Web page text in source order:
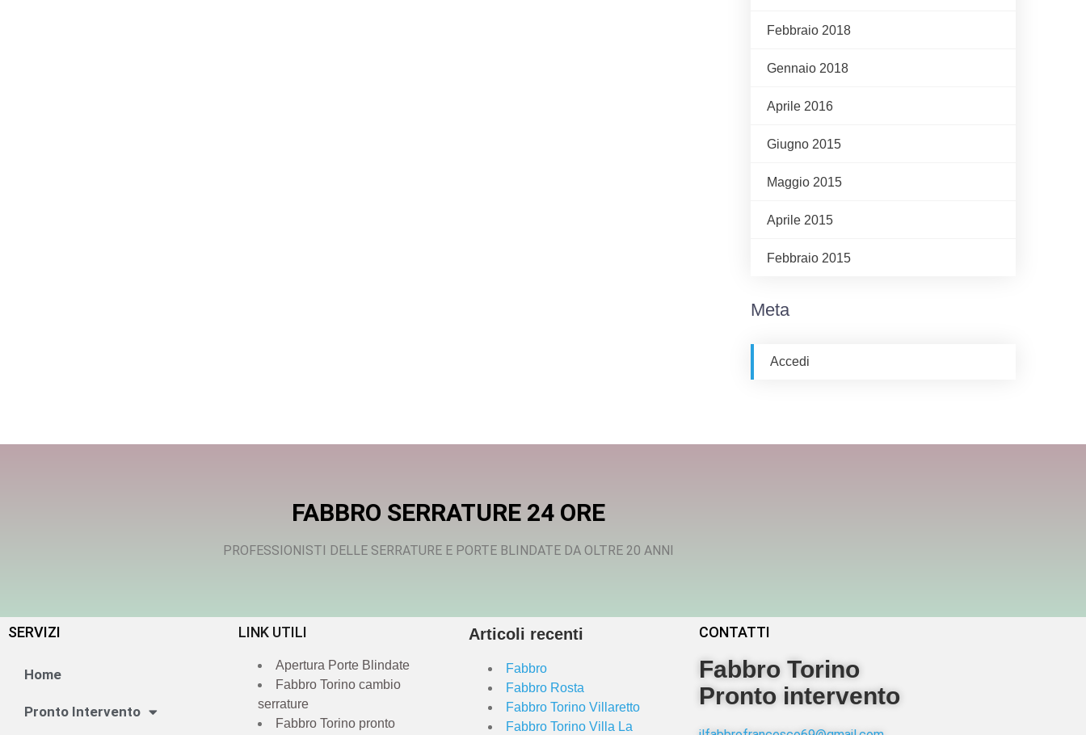
Febbraio 2018
Gennaio 2018
Aprile 2016
Giugno 2015
Maggio 2015
Aprile 2015
Febbraio 2015
Meta
Accedi
FABBRO SERRATURE 24 ORE
PROFESSIONISTI DELLE SERRATURE E PORTE BLINDATE DA OLTRE 20 ANNI
SERVIZI
Home
Pronto Intervento
LINK UTILI
Apertura Porte Blindate
Fabbro Torino cambio
serrature
Fabbro Torino pronto
Articoli recenti
Fabbro
Fabbro Rosta
Fabbro Torino Villaretto
Fabbro Torino Villa La
CONTATTI
Fabbro Torino
Pronto intervento